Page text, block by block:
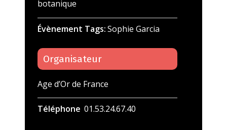
botanique
Évènement Tags:Sophie Garcia
Organisateur
Age d’Or de France
Téléphone 01.53.24.67.40